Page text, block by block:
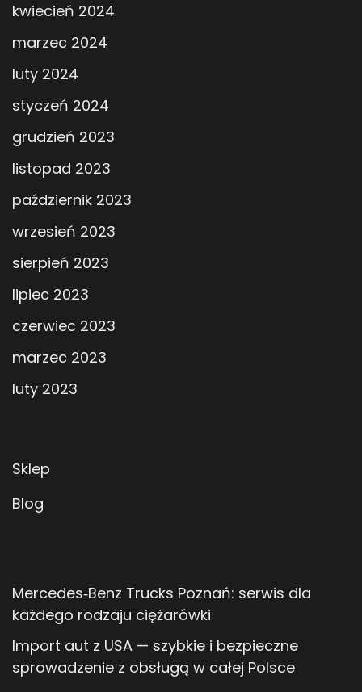
kwiecień 2024
marzec 2024
luty 2024
styczeń 2024
grudzień 2023
listopad 2023
październik 2023
wrzesień 2023
sierpień 2023
lipiec 2023
czerwiec 2023
marzec 2023
luty 2023
Sklep
Blog
Mercedes‑Benz Trucks Poznań: serwis dla
każdego rodzaju ciężarówki
Import aut z USA — szybkie i bezpieczne
sprowadzenie z obsługą w całej Polsce